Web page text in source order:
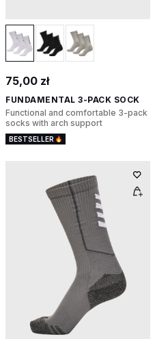
75,00 zł
FUNDAMENTAL 3-PACK SOCK
Functional and comfortable 3-pack
socks with arch support
BESTSELLER